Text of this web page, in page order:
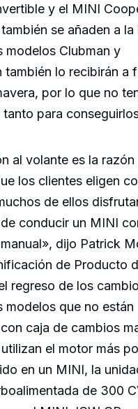
y el MINI
se añaden a la
modelos Clubman y
también lo recibirán a
por lo que no
tanto para
al volante es la razón
los clientes eligen
de ellos
conducir un MINI
dijo Patrick
de Producto
regreso de los
modelos que no están
caja de cambios
el motor más
en un MINI, la
de 300